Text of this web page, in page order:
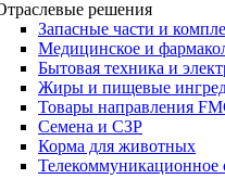
решения
Запасные части и
Медицинское и
Бытовая техника и
Жиры и пищевые
Товары направления
Семена и СЗР
Корма для животных
Телекоммуникационное